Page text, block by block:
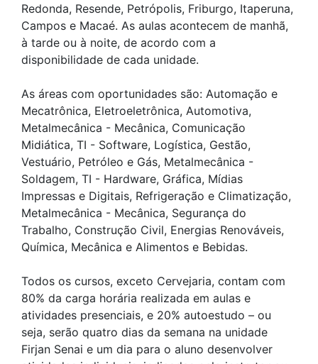
Redonda, Resende, Petrópolis, Friburgo, Itaperuna,
Campos e Macaé. As aulas acontecem de manhã,
à tarde ou à noite, de acordo com a
disponibilidade de cada unidade.
As áreas com oportunidades são: Automação e
Mecatrônica, Eletroeletrônica, Automotiva,
Metalmecânica - Mecânica, Comunicação
Midiática, TI - Software, Logística, Gestão,
Vestuário, Petróleo e Gás, Metalmecânica -
Soldagem, TI - Hardware, Gráfica, Mídias
Impressas e Digitais, Refrigeração e Climatização,
Metalmecânica - Mecânica, Segurança do
Trabalho, Construção Civil, Energias Renováveis,
Química, Mecânica e Alimentos e Bebidas.
Todos os cursos, exceto Cervejaria, contam com
80% da carga horária realizada em aulas e
atividades presenciais, e 20% autoestudo – ou
seja, serão quatro dias da semana na unidade
Firjan Senai e um dia para o aluno desenvolver